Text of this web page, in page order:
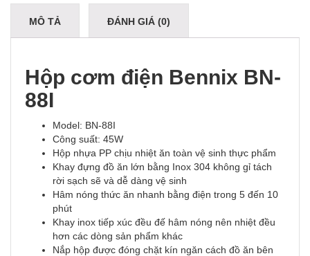
MÔ TẢ ĐÁNH GIÁ (0)
Hộp cơm điện Bennix BN-
88I
Model: BN-88I
Công suất: 45W
Hộp nhựa PP chịu nhiệt ăn toàn vệ sinh thực phẩm
Khay đựng đồ ăn lớn bằng Inox 304 không gỉ tách
rời sạch sẽ và dễ dàng vệ sinh
Hâm nóng thức ăn nhanh bằng điện trong 5 đến 10
phút
Khay inox tiếp xúc đều đế hâm nóng nên nhiệt đều
hơn các dòng sản phẩm khác
Nắp hộp được đóng chặt kín ngăn cách đồ ăn bên